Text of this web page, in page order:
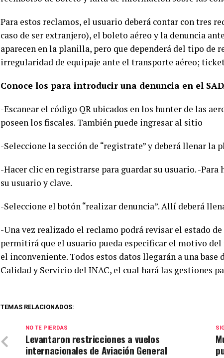
Para estos reclamos, el usuario deberá contar con tres
caso de ser extranjero), el boleto aéreo y la denuncia
aparecen en la planilla, pero que dependerá del tipo de
irregularidad de equipaje ante el transporte aéreo;
Conoce los para introducir una denuncia en el
-Escanear el código QR ubicados en los hunter de las
poseen los fiscales. También puede ingresar al sitio
-Seleccione la sección de “registrate” y deberá llenar la
-Hacer clic en registrarse para guardar su usuario. -
su usuario y clave.
-Seleccione el botón “realizar denuncia”. Allí deberá
-Una vez realizado el reclamo podrá revisar el estado
permitirá que el usuario pueda especificar el motivo
el inconveniente. Todos estos datos llegarán a una
Calidad y Servicio del INAC, el cual hará las gestiones
TEMAS RELACIONADOS:
NO TE PIERDAS
Levantaron restricciones a vuelos
internacionales de Aviación General